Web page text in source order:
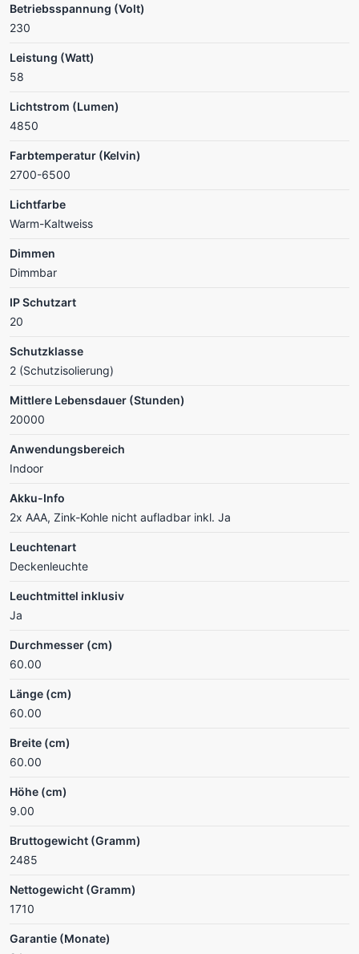
Betriebsspannung (Volt)
230
Leistung (Watt)
58
Lichtstrom (Lumen)
4850
Farbtemperatur (Kelvin)
2700-6500
Lichtfarbe
Warm-Kaltweiss
Dimmen
Dimmbar
IP Schutzart
20
Schutzklasse
2 (Schutzisolierung)
Mittlere Lebensdauer (Stunden)
20000
Anwendungsbereich
Indoor
Akku-Info
2x AAA, Zink-Kohle nicht aufladbar inkl. Ja
Leuchtenart
Deckenleuchte
Leuchtmittel inklusiv
Ja
Durchmesser (cm)
60.00
Länge (cm)
60.00
Breite (cm)
60.00
Höhe (cm)
9.00
Bruttogewicht (Gramm)
2485
Nettogewicht (Gramm)
1710
Garantie (Monate)